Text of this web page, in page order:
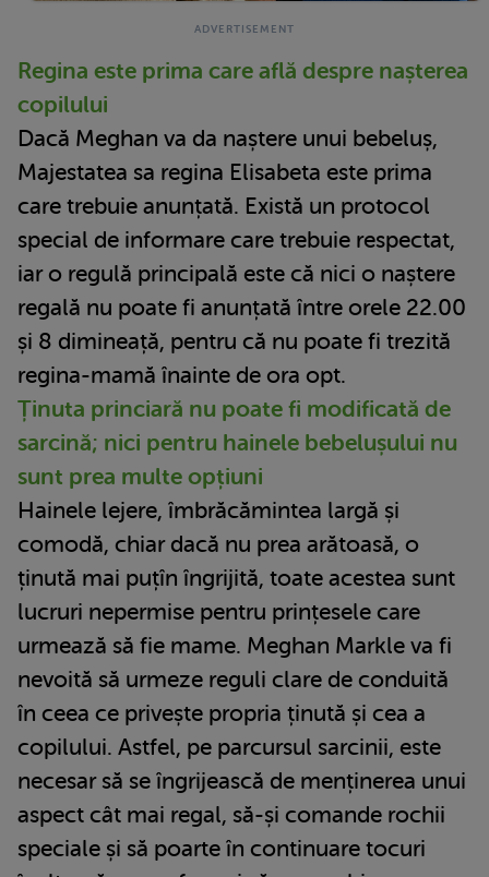
Regina este prima care află despre nașterea
copilului
Dacă Meghan va da naștere unui bebeluș,
Majestatea sa regina Elisabeta este prima
care trebuie anunțată. Există un protocol
special de informare care trebuie respectat,
iar o regulă principală este că nici o naștere
regală nu poate fi anunțată între orele 22.00
și 8 dimineață, pentru că nu poate fi trezită
regina-mamă înainte de ora opt.
Ținuta princiară nu poate fi modificată de
sarcină; nici pentru hainele bebelușului nu
sunt prea multe opțiuni
Hainele lejere, îmbrăcămintea largă și
comodă, chiar dacă nu prea arătoasă, o
ținută mai puțîn îngrijită, toate acestea sunt
lucruri nepermise pentru prințesele care
urmează să fie mame. Meghan Markle va fi
nevoită să urmeze reguli clare de conduită
în ceea ce privește propria ținută și cea a
copilului. Astfel, pe parcursul sarcinii, este
necesar să se îngrijească de menținerea unui
aspect cât mai regal, să-și comande rochii
speciale și să poarte în continuare tocuri